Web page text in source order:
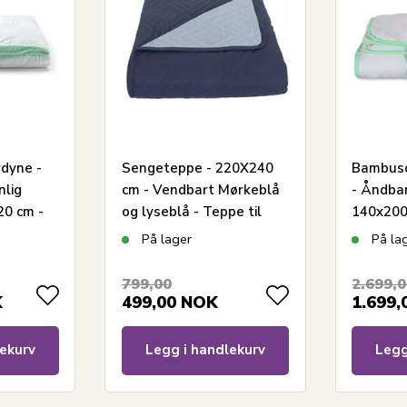
serier av dyner, puter og boligtekstiler til
for sin nytenkning innen kvalitet og design. Borg
-
cm -
Sengeteppe - 220X240
cm - Vendbart Mørkeblå
og lyseblå - Teppe til
trekvart seng
På lager
799,00
499,00 NOK
Legg i handlekurv
-
BorgPå